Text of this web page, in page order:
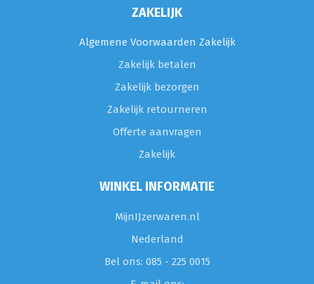
ZAKELIJK
Algemene Voorwaarden Zakelijk
Zakelijk betalen
Zakelijk bezorgen
Zakelijk retourneren
Offerte aanvragen
Zakelijk
WINKEL INFORMATIE
MijnIJzerwaren.nl
Nederland
Bel ons: 085 - 225 0015